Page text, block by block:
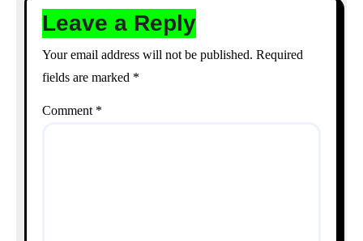
Leave a Reply
Your email address will not be published. Required
fields are marked *
Comment *